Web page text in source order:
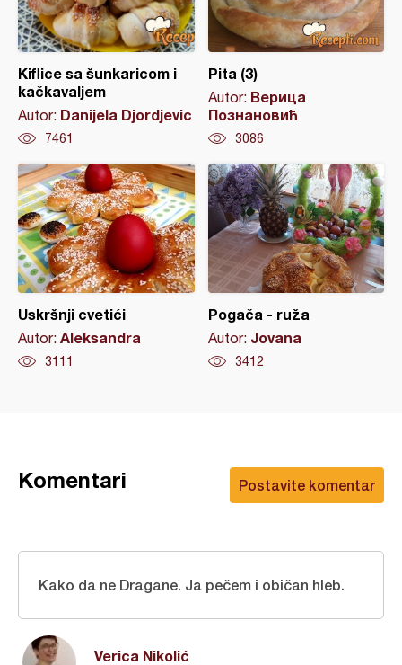
Kiflice sa šunkaricom i
kačkavaljem
Autor: Danijela Djordjevic
7461
Pita (3)
Autor: Верица
Познановић
3086
Uskršnji cvetići
Autor: Aleksandra
3111
Pogača - ruža
Autor: Jovana
3412
Postavite komentar
Komentari
Verica Nikolić
Kako da ne Dragane. Ja pečem i običan hleb.